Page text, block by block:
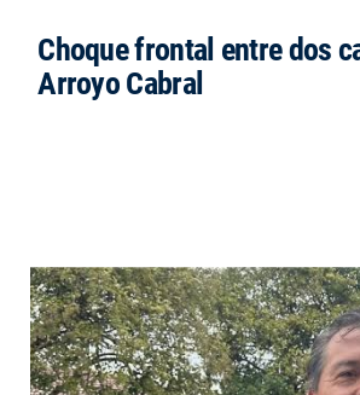
Choque frontal entre dos
Arroyo Cabral